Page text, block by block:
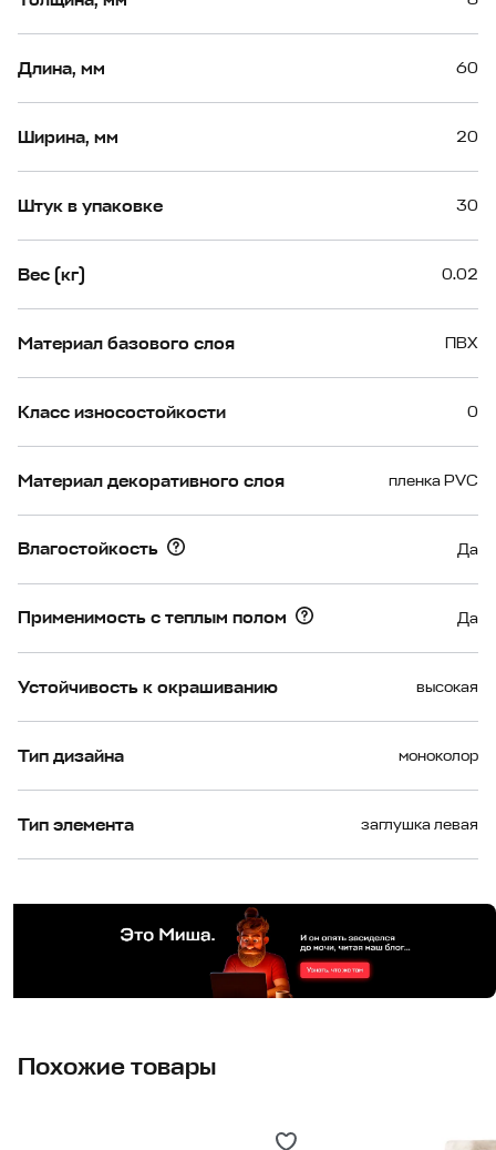
Длина, мм 60
Ширина, мм 20
Штук в упаковке 30
Вес (кг) 0.02
Материал базового слоя ПВХ
Класс износостойкости 0
Материал декоративного слоя пленка PVC
Влагостойкость Да
Применимость с теплым полом Да
Устойчивость к окрашиванию высокая
Тип дизайна моноколор
Тип элемента заглушка левая
Похожие товары